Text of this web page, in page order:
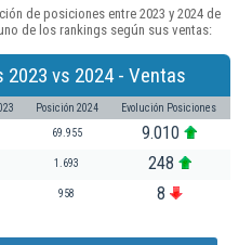
de posiciones entre 2023 y 2024 de
de los rankings según sus ventas:
vs 2024 - Ventas
Posición 2024 Evolución Posiciones
69.955 9.010
1.693 248
958 8